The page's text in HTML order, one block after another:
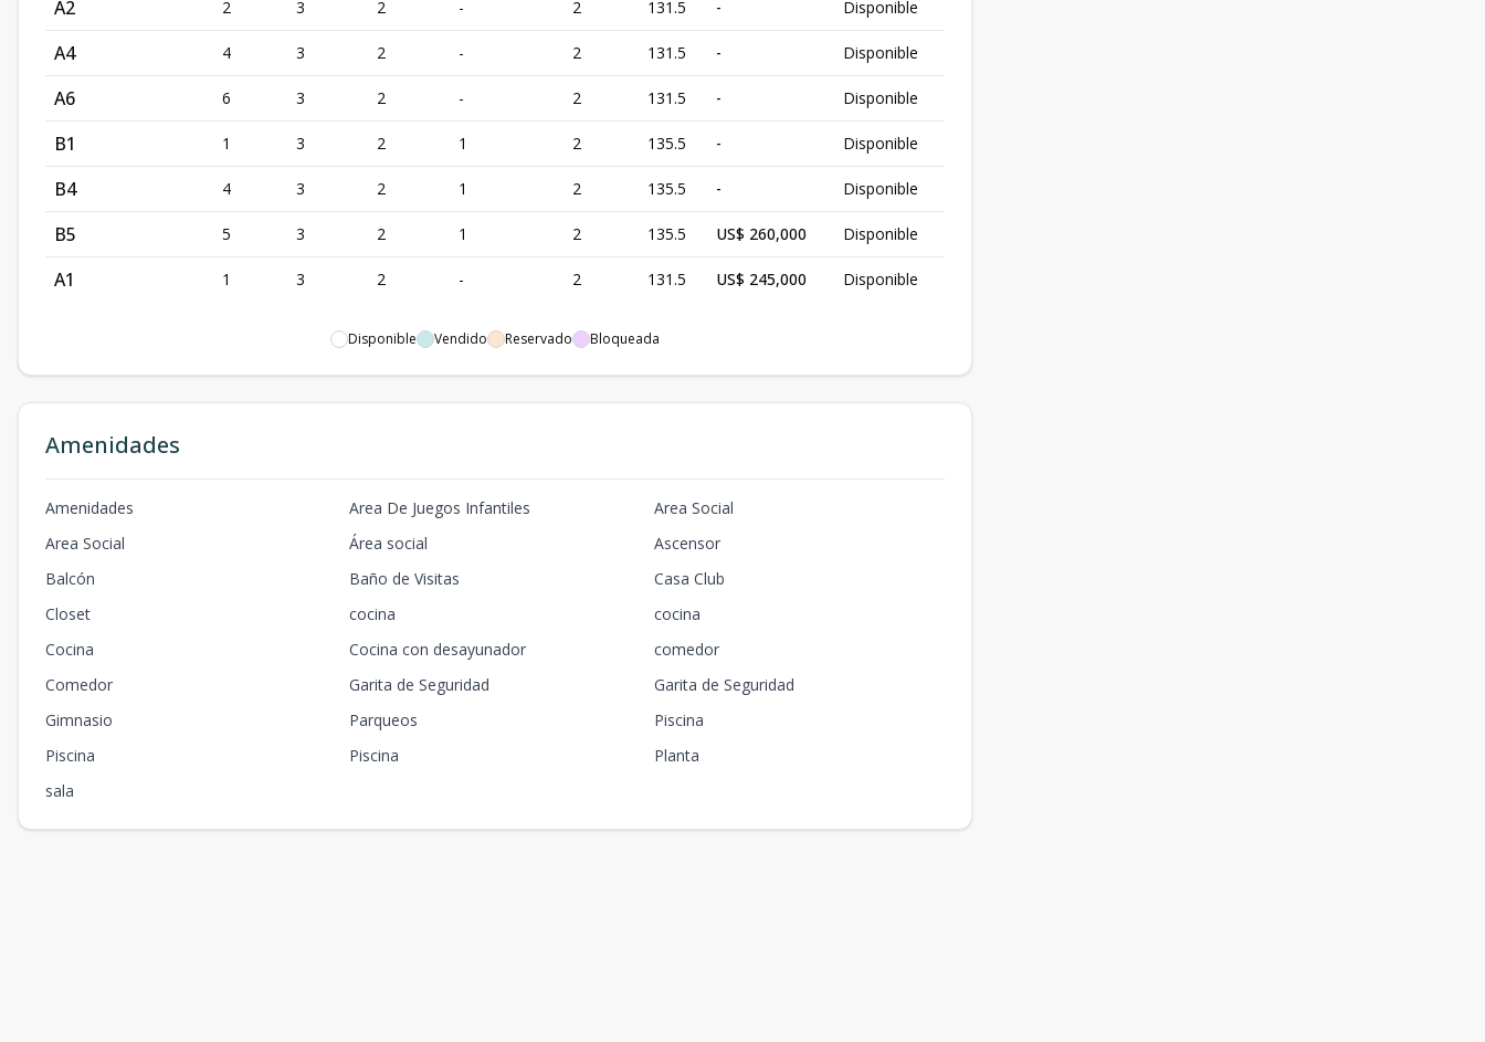
A2 2 3 2 - 2 131.5 - Disponible
A4 4 3 2 - 2 131.5 - Disponible
A6 6 3 2 - 2 131.5 - Disponible
B1 1 3 2 1 2 135.5 - Disponible
B4 4 3 2 1 2 135.5 - Disponible
B5 5 3 2 1 2 135.5 US$ 260,000 Disponible
A1 1 3 2 - 2 131.5 US$ 245,000 Disponible
Disponible Vendido Reservado Bloqueada
Amenidades
Amenidades Area De Juegos Infantiles
Area Social
Area Social
Área social
Ascensor
Balcón
Baño de Visitas
Casa Club
Closet
cocina
cocina
Cocina
Cocina con desayunador
comedor
Comedor
Garita de Seguridad
Garita de Seguridad
Gimnasio
Parqueos
Piscina
Piscina
Piscina
Planta
sala